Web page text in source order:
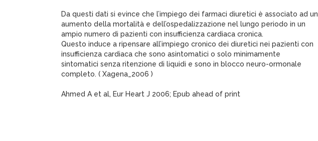
Da questi dati si evince che l’impiego dei farmaci diuretici è associato ad un
aumento della mortalità e dell’ospedalizzazione nel lungo periodo in un
ampio numero di pazienti con insufficienza cardiaca cronica.
Questo induce a ripensare all’impiego cronico dei diuretici nei pazienti con
insufficienza cardiaca che sono asintomatici o solo minimamente
sintomatici senza ritenzione di liquidi e sono in blocco neuro-ormonale
completo. ( Xagena_2006 )
Ahmed A et al, Eur Heart J 2006; Epub ahead of print